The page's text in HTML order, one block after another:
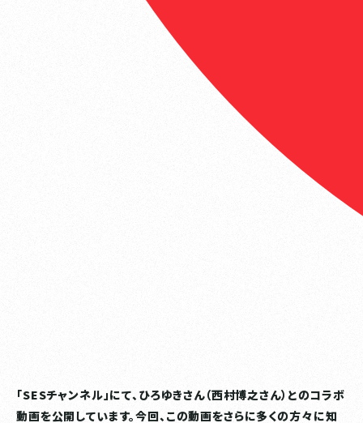
「SESチャンネル」にて、ひろゆきさん（西村博之さん）とのコラボ
動画を公開しています。今回、この動画をさらに多くの方々に知